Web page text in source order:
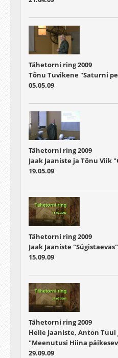
Tähetorni ring 2009
Tõnu Tuvikene "Saturni
05.05.09
Tähetorni ring 2009
Jaak Jaaniste ja Tõnu Viik
19.05.09
Tähetorni ring 2009
Jaak Jaaniste "Sügistaevas"
15.09.09
Tähetorni ring 2009
Helle Jaaniste, Anton
"Meenutusi Hiina
29.09.09